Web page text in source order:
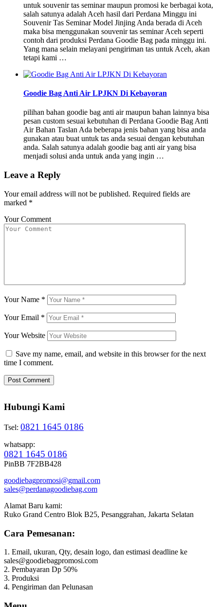
untuk souvenir tas seminar maupun promosi ke berbagai kota,
salah satunya adalah Aceh hasil dari Perdana Minggu ini
Souvenir Tas Seminar Model Jinjing Anda berada di Aceh
maka bisa menggunakan souvenir tas seminar Aceh seperti
contoh dari produksi Perdana Goodie Bag pada minggu ini.
Yang mana selain melayani pengiriman tas untuk Aceh, akan
tetapi kami …
Goodie Bag Anti Air LPJKN Di Kebayoran
pilihan bahan goodie bag anti air maupun bahan lainnya bisa
pesan custom sesuai kebutuhan di Perdana Goodie Bag Anti
Air Bahan Taslan Ada beberapa jenis bahan yang bisa anda
gunakan atau buat untuk tas anda sesuai dengan kebutuhan
anda. Salah satunya adalah goodie bag anti air yang bisa
menjadi solusi anda untuk anda yang ingin …
Leave a Reply
Your email address will not be published. Required fields are
marked *
Your Comment
Your Name *
Your Email *
Your Website
Save my name, email, and website in this browser for the next
time I comment.
Hubungi Kami
Tsel: 0821 1645 0186
whatsapp:
0821 1645 0186
PinBB 7F2BB428
goodiebagpromosi@gmail.com
sales@perdanagoodiebag.com
Alamat Baru kami:
Ruko Grand Centro Blok B25, Pesanggrahan, Jakarta Selatan
Cara Pemesanan:
1. Email, ukuran, Qty, desain logo, dan estimasi deadline ke
sales@goodiebagpromosi.com
2. Pembayaran Dp 50%
3. Produksi
4. Pengiriman dan Pelunasan